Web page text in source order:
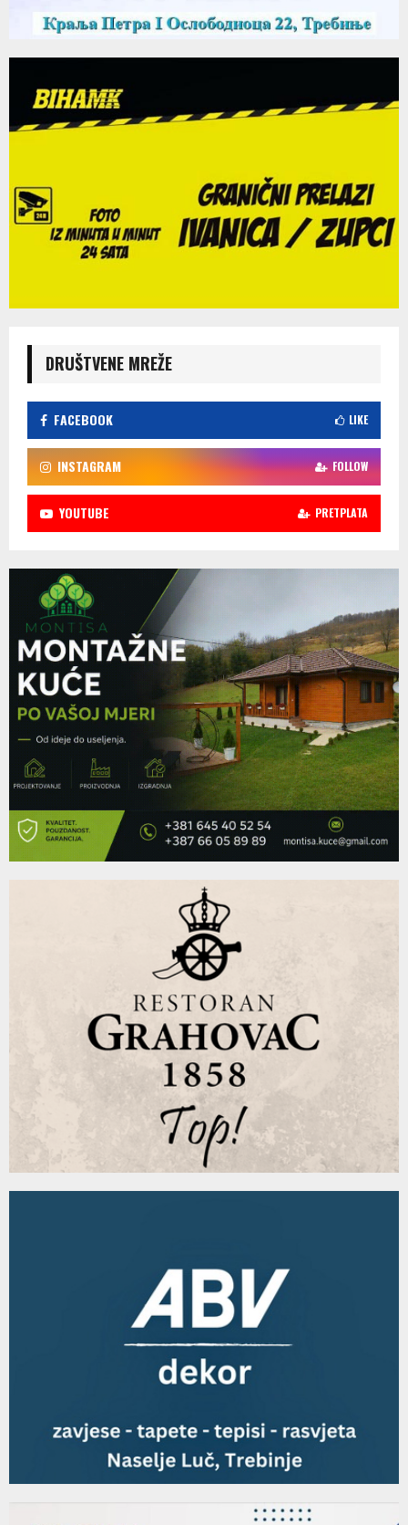
DRUŠTVENE MREŽE
FACEBOOK LIKE
INSTAGRAM FOLLOW
YOUTUBE PRETPLATA